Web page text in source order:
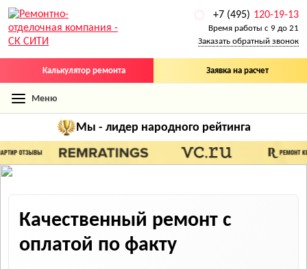
Калькулятор ремонта Заявка на расчет
+7 (495) 120-19-13
Время работы с 9 до 21
Заказать обратный звонок
Меню
Мы - лидер народного рейтинга
Качественный ремонт с
оплатой по факту